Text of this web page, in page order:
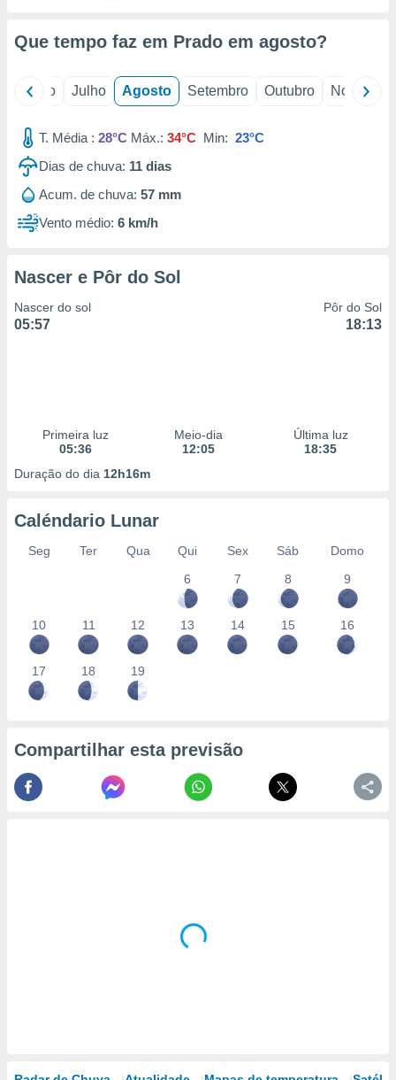
estudos
de
1199
Que tempo faz em Prado em agosto?
Junho Julho Agosto Setembro Outubro Novembro
T. Média : 28°C Máx.: 34°C Min: 23°C
Dias de chuva: 11 dias
Acum. de chuva: 57 mm
Vento médio: 6 km/h
Nascer e Pôr do Sol
Nascer do sol
05:57
Pôr do Sol
18:13
Primeira luz
05:36
Meio-dia
12:05
Última luz
18:35
Duração do dia 12h16m
Caléndario Lunar
Seg Ter Qua Qui Sex Sáb
Domo
6
7 8 9
10 11 12 13 14 15 16
17 18 19
Compartilhar esta previsão